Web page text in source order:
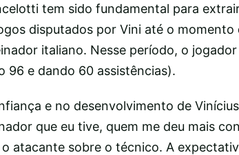
tem sido fundamental para
disputados por Vini até o momento
italiano. Nesse período, o
96 e dando 60 assistências).
e no desenvolvimento de
que eu tive, quem me deu mais
atacante sobre o técnico. A